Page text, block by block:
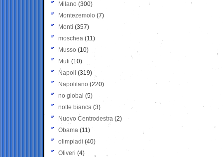
Milano (300)
Montezemolo (7)
Monti (357)
moschea (11)
Musso (10)
Muti (10)
Napoli (319)
Napolitano (220)
no global (5)
notte bianca (3)
Nuovo Centrodestra (2)
Obama (11)
olimpiadi (40)
Oliveri (4)